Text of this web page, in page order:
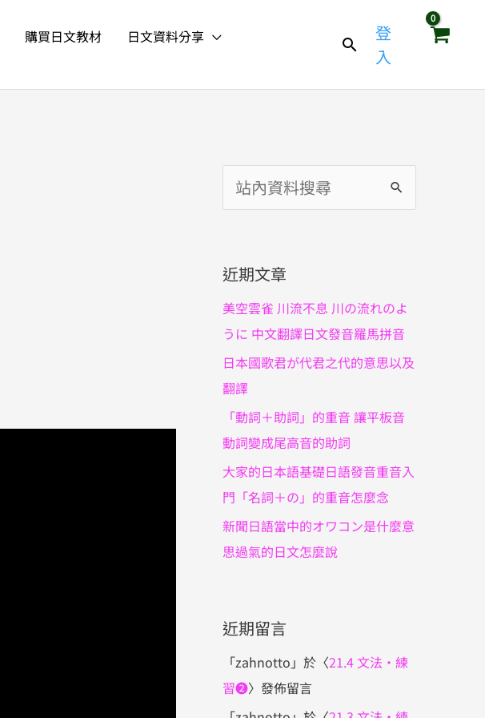
購買日文教材
日文資料分享
登
入
尋
鍵
:
近期文章
美空雲雀 川流不息 川の流れのよ
うに 中文翻譯日文發音羅馬拼音
日本國歌君が代君之代的意思以及
翻譯
「動詞＋助詞」的重音 讓平板音
動詞變成尾高音的助詞
大家的日本語基礎日語發音重音入
門「名詞＋の」的重音怎麼念
新聞日語當中的オワコン是什麼意
思過氣的日文怎麼說
近期留言
「zahnotto 」於〈21.4 文法・練
習❷〉發佈留言